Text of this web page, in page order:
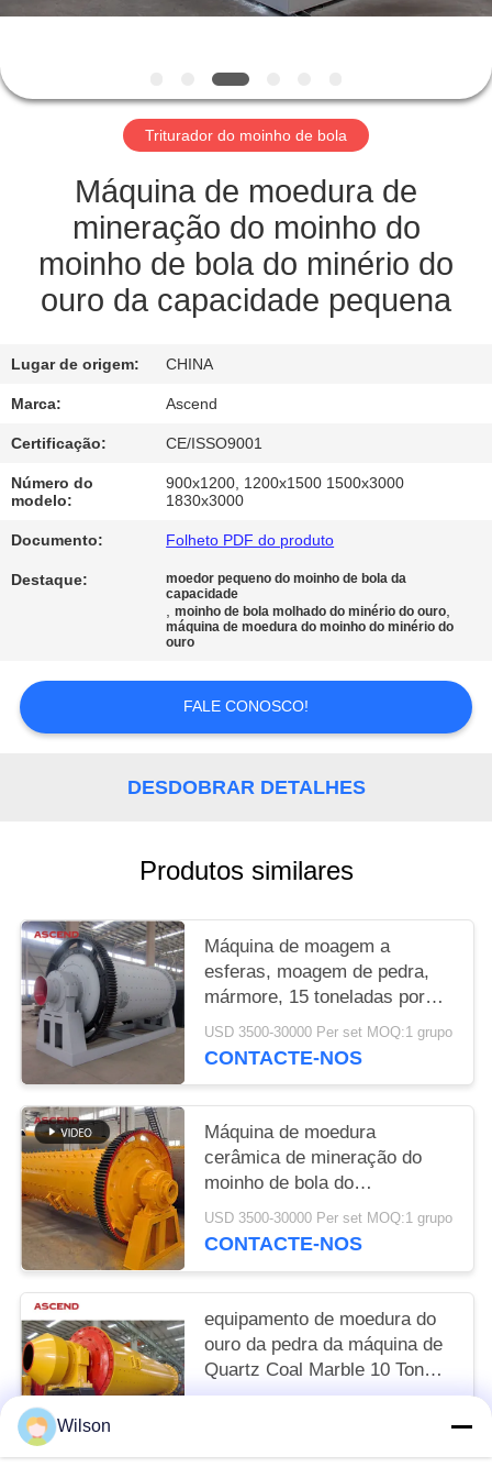
CONTROLE
QUALIDADE
CONTACTE-
PEÇA
UMAS
MAPA
DO
SITE
POLÍTICA
DE
PRIVACIDADE
Triturador do moinho de bola
Máquina de moedura de
mineração do moinho do
moinho de bola do minério do
ouro da capacidade pequena
Lugar de origem: CHINA
Marca: Ascend
Certificação: CE/ISSO9001
Número do
modelo:
900x1200, 1200x1500 1500x3000
1830x3000
Documento: Folheto PDF do produto
Destaque:
moedor pequeno do moinho de bola da
capacidade
,moinho de bola molhado do minério do ouro,
máquina de moedura do moinho do minério do
ouro
FALE CONOSCO!
DESDOBRAR DETALHES
Produtos similares
Máquina de moagem a
esferas, moagem de pedra,
mármore, 15 toneladas por
hora Tipo de equipamento de
mineração
USD 3500-30000 Per set MOQ:1 grupo
CONTACTE-NOS
Máquina de moedura
cerâmica de mineração do
moinho de bola do
concentrado 1200x4500 do
ouro
USD 3500-30000 Per set MOQ:1 grupo
CONTACTE-NOS
equipamento de moedura do
ouro da pedra da máquina de
Quartz Coal Marble 10 Ton
Per Hour Ball Mill do modelo
Wilson